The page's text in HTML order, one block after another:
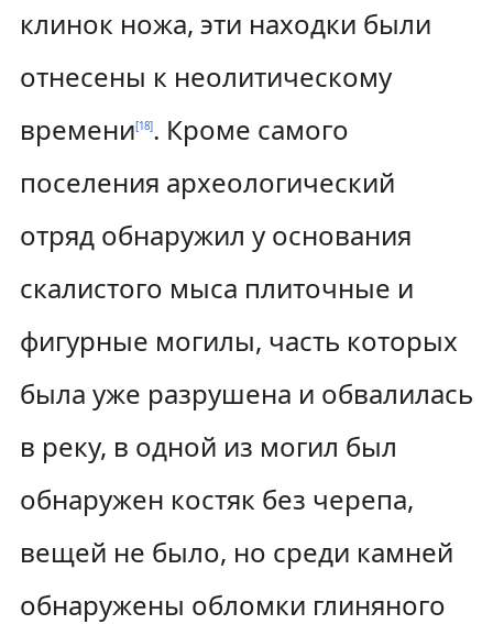
клинок ножа, эти находки были
отнесены к неолитическому
времени[18]. Кроме самого
поселения археологический
отряд обнаружил у основания
скалистого мыса плиточные и
фигурные могилы, часть которых
была уже разрушена и обвалилась
в реку, в одной из могил был
обнаружен костяк без черепа,
вещей не было, но среди камней
обнаружены обломки глиняного